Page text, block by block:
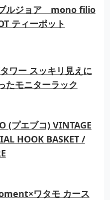
ルジョア mono filio
ティーポット
ワー スッキリ見えに
たモニターラック
(プエブコ) VINTAGE
HOOK BASKET /
ワタモ カース